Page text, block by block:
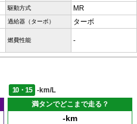
駆動方式 MR
過給器（ターボ） ターボ
燃費性能 -
10・15
-km/L
満タンでどこまで走る？
-km